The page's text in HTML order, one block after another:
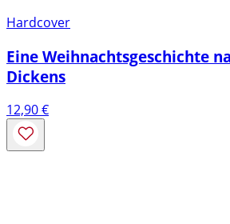
Hardcover
Eine Weihnachtsgeschichte
Dickens
12,90€